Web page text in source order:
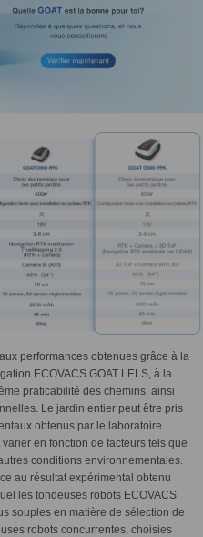
performances obtenues grâce à la
ECOVACS GOAT LELS, à la
praticabilité des chemins, ainsi
Le jardin entier peut être pris
obtenus par le laboratoire
en fonction de facteurs tels que
conditions environnementales.
au résultat expérimental obtenu
les tondeuses robots ECOVACS
souples en matière de sélection de
robots concurrentes, choisies